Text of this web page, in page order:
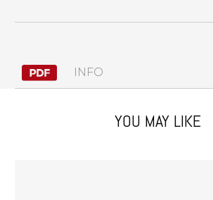
INFO
YOU MAY LIKE